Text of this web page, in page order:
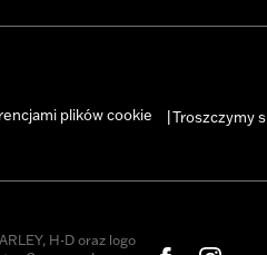
plików cookie Troszczymy
H-D oraz logo